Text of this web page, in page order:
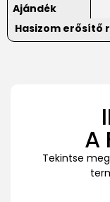
Ajándék
Hasizom erősítő
A
Tekintse